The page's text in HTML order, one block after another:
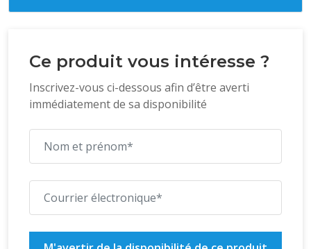
Ce produit vous intéresse ?
Inscrivez-vous ci-dessous afin d’être averti
immédiatement de sa disponibilité